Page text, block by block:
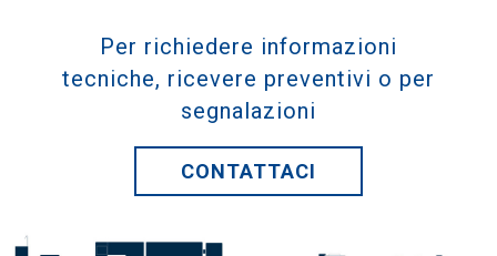
Per richiedere informazioni
tecniche, ricevere preventivi o per
segnalazioni
CONTATTACI